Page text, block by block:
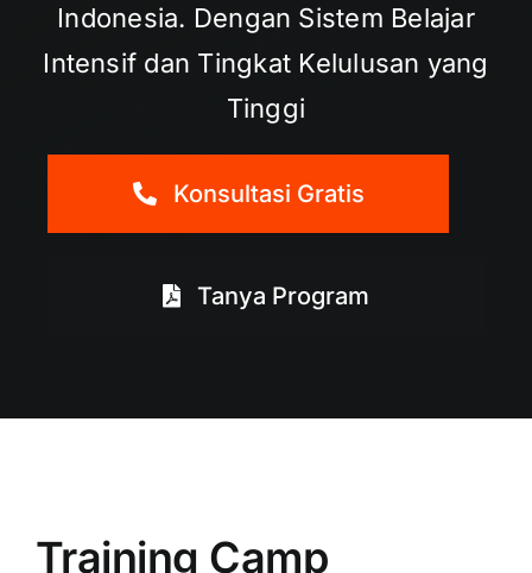
Indonesia. Dengan Sistem Belajar
Intensif dan Tingkat Kelulusan yang
Tinggi
Konsultasi Gratis
Tanya Program
Training Camp